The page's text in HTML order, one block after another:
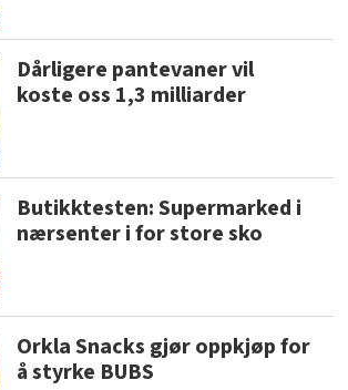
Dårligere pantevaner vil
koste oss 1,3 milliarder
Butikktesten: Supermarked i
nærsenter i for store sko
Orkla Snacks gjør oppkjøp for
å styrke BUBS